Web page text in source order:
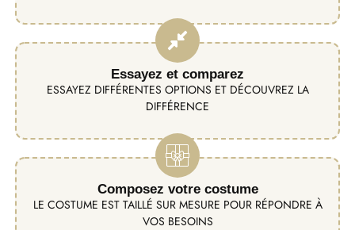
Essayez et comparez
ESSAYEZ DIFFÉRENTES OPTIONS ET DÉCOUVREZ LA
DIFFÉRENCE
Composez votre costume
LE COSTUME EST TAILLÉ SUR MESURE POUR RÉPONDRE À
VOS BESOINS